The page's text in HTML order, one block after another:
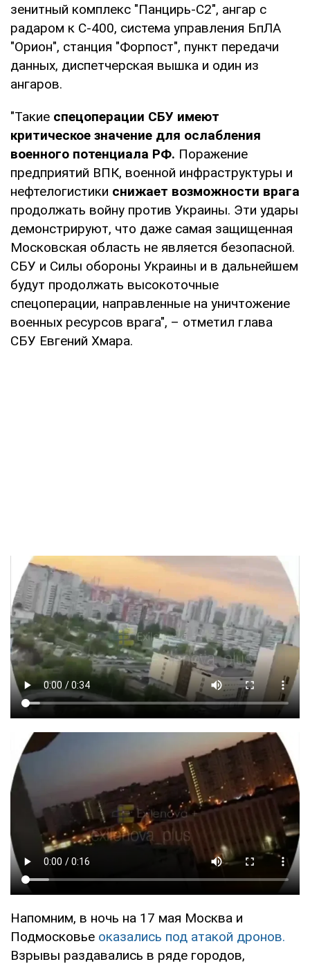
зенитный комплекс "Панцирь-С2", ангар с
радаром к С-400, система управления БпЛА
"Орион", станция "Форпост", пункт передачи
данных, диспетчерская вышка и один из
ангаров.
"Такие спецоперации СБУ имеют
критическое значение для ослабления
военного потенциала РФ. Поражение
предприятий ВПК, военной инфраструктуры и
нефтелогистики снижает возможности врага
продолжать войну против Украины. Эти удары
демонстрируют, что даже самая защищенная
Московская область не является безопасной.
СБУ и Силы обороны Украины и в дальнейшем
будут продолжать высокоточные
спецоперации, направленные на уничтожение
военных ресурсов врага", – отметил глава
СБУ Евгений Хмара.
Напомним, в ночь на 17 мая Москва и
Подмосковье оказались под атакой дронов.
Взрывы раздавались в ряде городов,